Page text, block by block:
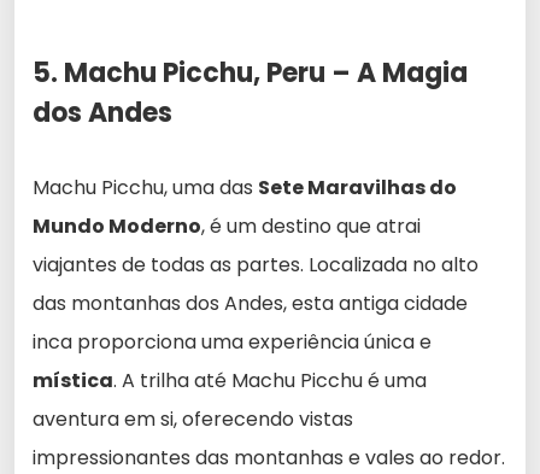
5. Machu Picchu, Peru – A Magia
dos Andes
Machu Picchu, uma das Sete Maravilhas do
Mundo Moderno, é um destino que atrai
viajantes de todas as partes. Localizada no alto
das montanhas dos Andes, esta antiga cidade
inca proporciona uma experiência única e
mística. A trilha até Machu Picchu é uma
aventura em si, oferecendo vistas
impressionantes das montanhas e vales ao redor.